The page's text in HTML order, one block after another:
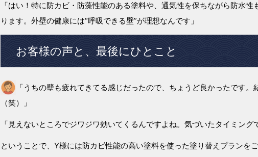
「はい！特に防カビ・防藻性能のある塗料や、通気性を保ちながら防水
ります。外壁の健康には“呼吸できる壁”が理想なんです」
お客様の声と、最後にひとこと
「うちの壁も疲れてきてる感じだったので、ちょうど良かったです
（笑）」
「見えないところでジワジワ効いてくるんですよね。気づいたタイミング
ということで、Y様には防カビ性能の高い塗料を使った塗り替えプランを